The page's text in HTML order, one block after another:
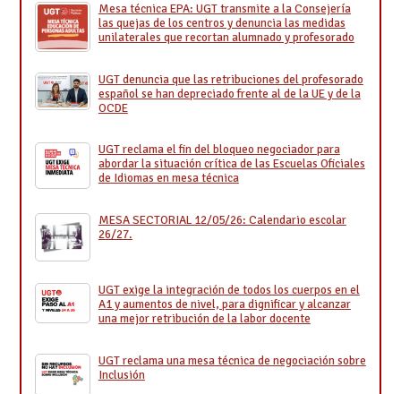
Mesa técnica EPA: UGT transmite a la Consejería
las quejas de los centros y denuncia las medidas
unilaterales que recortan alumnado y profesorado
UGT denuncia que las retribuciones del profesorado
español se han depreciado frente al de la UE y de la
OCDE
UGT reclama el fin del bloqueo negociador para
abordar la situación crítica de las Escuelas Oficiales
de Idiomas en mesa técnica
MESA SECTORIAL 12/05/26: Calendario escolar
26/27.
UGT exige la integración de todos los cuerpos en el
A1 y aumentos de nivel, para dignificar y alcanzar
una mejor retribución de la labor docente
UGT reclama una mesa técnica de negociación sobre
Inclusión